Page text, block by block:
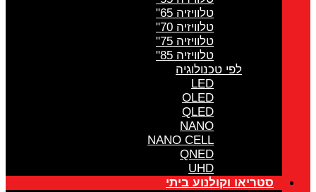
טלוויזיה 65"
טלוויזיה 70"
טלוויזיה 75"
טלוויזיה 85"
לפי טכנולוגיה
LED
OLED
QLED
NANO
NANO CELL
QNED
UHD
סטריאו וקולנוע ביתי